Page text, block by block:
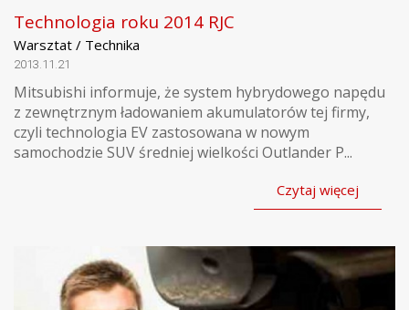
Technologia roku 2014 RJC
Warsztat / Technika
2013.11.21
Mitsubishi informuje, że system hybrydowego napędu
z zewnętrznym ładowaniem akumulatorów tej firmy,
czyli technologia EV zastosowana w nowym
samochodzie SUV średniej wielkości Outlander P...
Czytaj więcej